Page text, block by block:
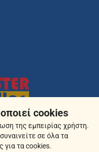
cookies
της εμπειρίας χρήστη.
σε όλα τα
για τα cookies.